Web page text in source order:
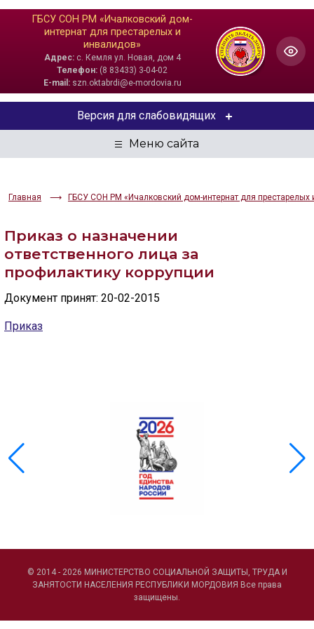
ГБСУ СОН РМ «Ичалковский дом-
интернат для престарелых и
инвалидов»
Адрес:с. Кемля ул. Новая, дом 4
Телефон: (8 83433) 3-04-02
E-mail:szn.oktabrdi@e-mordovia.ru
Главная ГБСУ СОН РМ «Ичалковский дом-интернат для престарелых
Версия для слабовидящих
ЦВЕТОВАЯ СХЕМА
Aa Aa
ИЗОБРАЖЕНИЯ
Скрыть
Настройки по умолчанию
Приказ о назначении
ответственного лица за
профилактику коррупции
Документ принят: 20-02-2015
Приказ
© 2014 - 2026 МИНИСТЕРСТВО СОЦИАЛЬНОЙ ЗАЩИТЫ, ТРУДА И
ЗАНЯТОСТИ НАСЕЛЕНИЯ РЕСПУБЛИКИ МОРДОВИЯ Все права
защищены.